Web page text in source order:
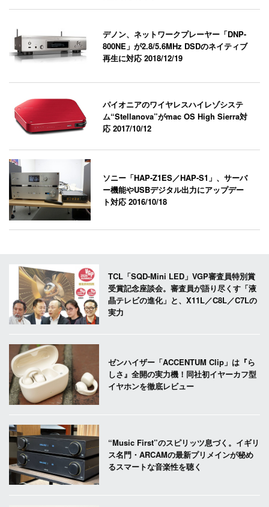
デノン、ネットワークプレーヤー「DNP-
800NE」が2.8/5.6MHz DSDのネイティブ
再生に対応2018/12/19
パイオニアのワイヤレスハイレゾシステ
ム“Stellanova”がmac OS High Sierra対
応2017/10/12
ソニー「HAP-Z1ES／HAP-S1」、サーバ
ー機能やUSBデジタル出力にアップデー
ト対応2016/10/18
TCL「SQD-Mini LED」VGP審査員特別賞
受賞記念座談会。審査員が語り尽くす「液
晶テレビの進化」と、X11L／C8L／C7Lの
実力
ゼンハイザー「ACCENTUM Clip」は『ら
しさ』全開の実力機！同社初イヤーカフ型
イヤホンを徹底レビュー
“Music First”のスピリッツ息づく。イギリ
ス名門・ARCAMの最新プリメインが秘め
るスマートな音楽性を聴く